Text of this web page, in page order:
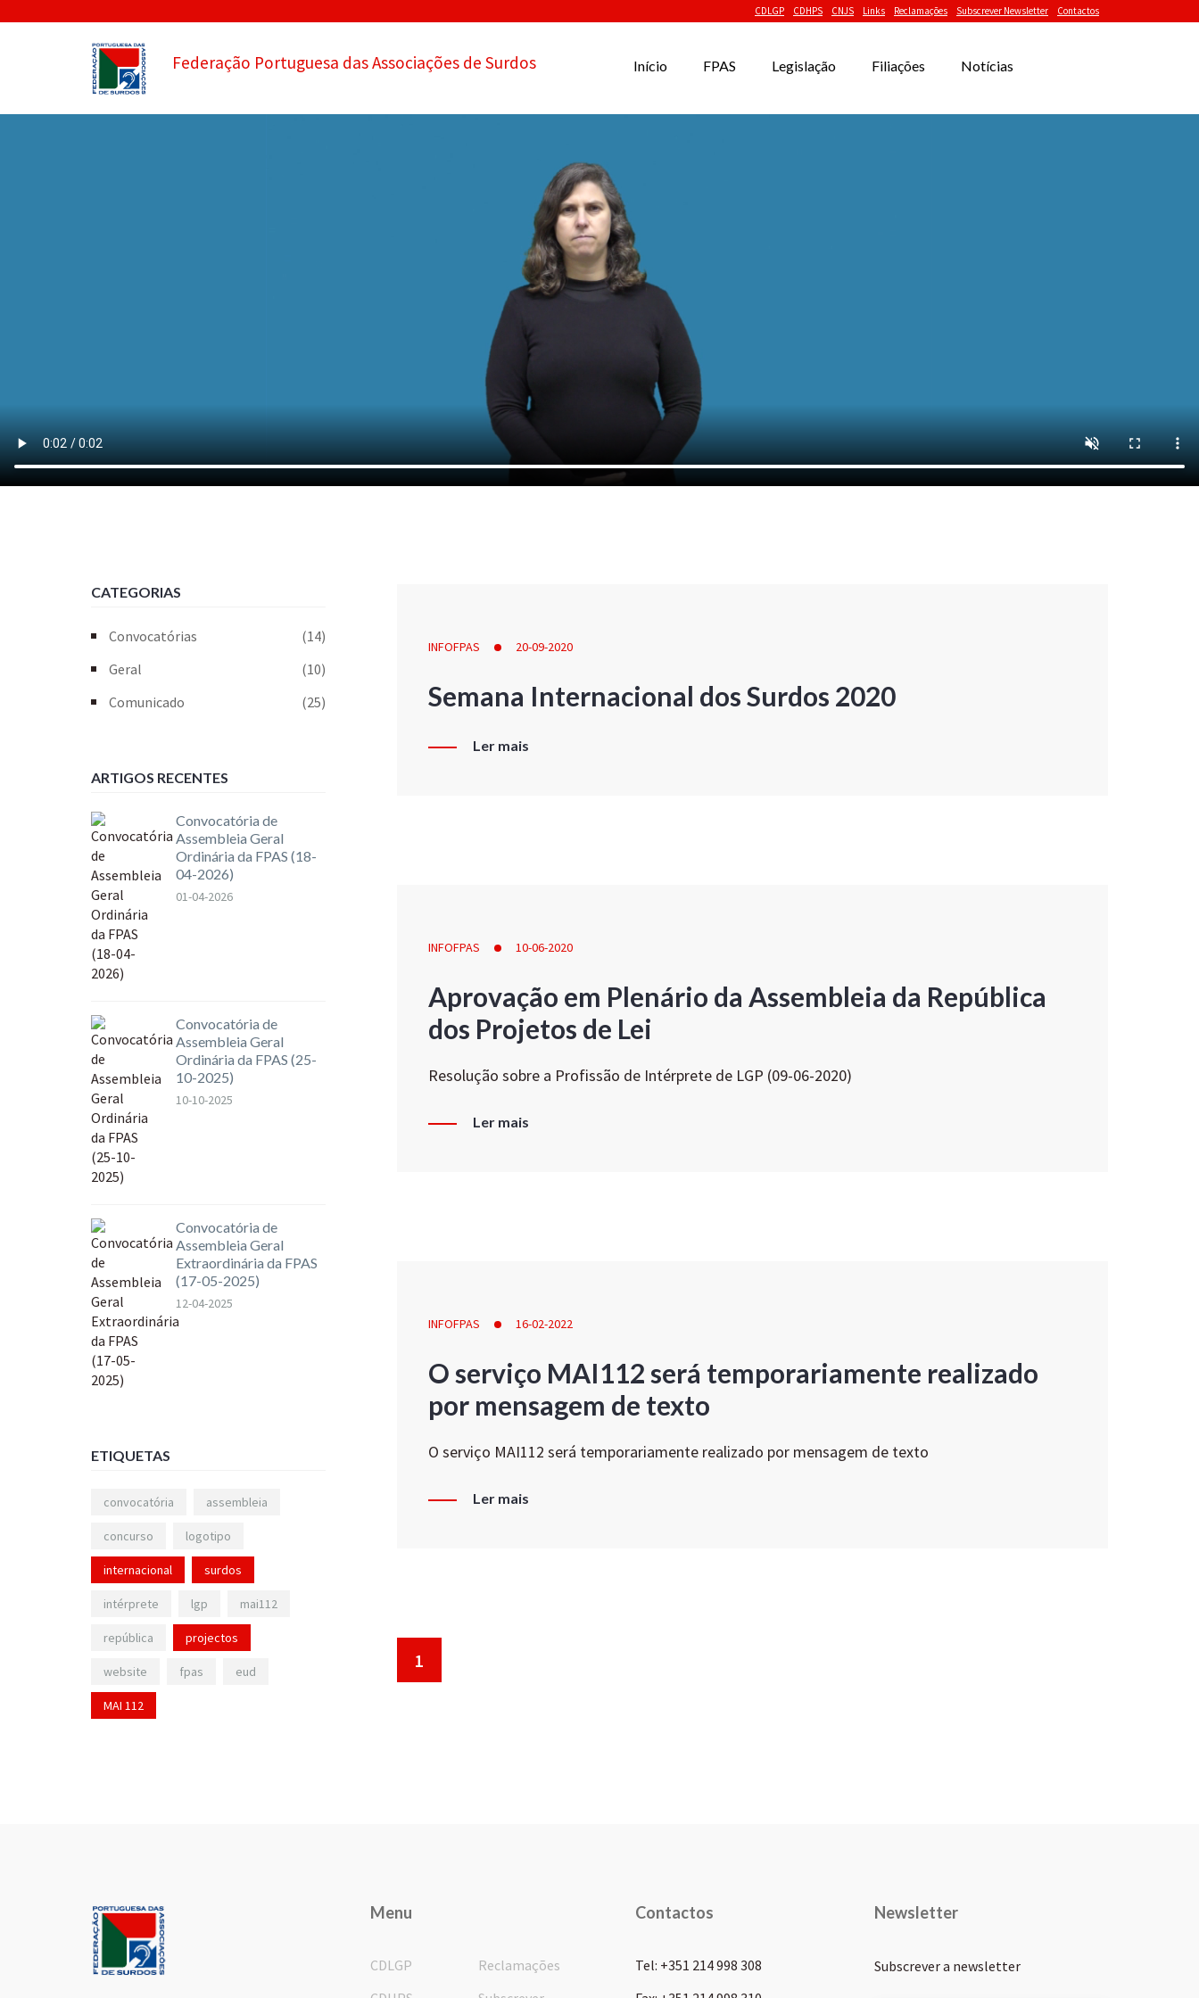
CDLGP CDHPS CNJS Links Reclamações Subscrever Newsletter Contactos
Federação Portuguesa das Associações de Surdos Início FPAS Legislação Filiações Notícias
INFOFPAS 20-09-2020
Semana Internacional dos Surdos 2020
Ler mais
INFOFPAS 10-06-2020
Aprovação em Plenário da Assembleia da República
dos Projetos de Lei
Resolução sobre a Profissão de Intérprete de LGP (09-06-2020)
Ler mais
INFOFPAS 16-02-2022
O serviço MAI112 será temporariamente realizado
por mensagem de texto
O serviço MAI112 será temporariamente realizado por mensagem de texto
Ler mais
1
CATEGORIAS
Convocatórias
(14)
Geral
(10)
Comunicado
(25)
ARTIGOS RECENTES
Convocatória de
Assembleia Geral
Ordinária da FPAS (18-
04-2026)
01-04-2026
Convocatória de
Assembleia Geral
Ordinária da FPAS (25-
10-2025)
10-10-2025
Convocatória de
Assembleia Geral
Extraordinária da FPAS
(17-05-2025)
12-04-2025
ETIQUETAS
convocatória assembleia
concurso logotipo
internacional surdos
intérprete lgp mai112
república projectos
website fpas eud
MAI 112
Menu
CDLGP
Reclamações
Contactos
Tel: +351 214 998 308
Newsletter
Subscrever a newsletter